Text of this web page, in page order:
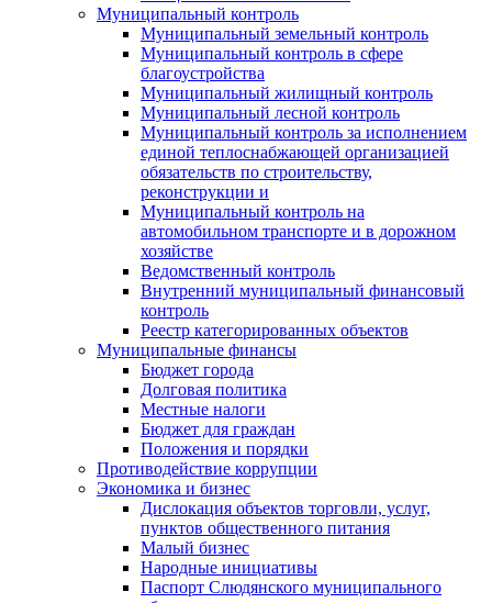
Муниципальный контроль
Муниципальный земельный контроль
Муниципальный контроль в сфере
благоустройства
Муниципальный жилищный контроль
Муниципальный лесной контроль
Муниципальный контроль за исполнением
единой теплоснабжающей организацией
обязательств по строительству,
реконструкции и
Муниципальный контроль на
автомобильном транспорте и в дорожном
хозяйстве
Ведомственный контроль
Внутренний муниципальный финансовый
контроль
Реестр категорированных объектов
Муниципальные финансы
Бюджет города
Долговая политика
Местные налоги
Бюджет для граждан
Положения и порядки
Противодействие коррупции
Экономика и бизнес
Дислокация объектов торговли, услуг,
пунктов общественного питания
Малый бизнес
Народные инициативы
Паспорт Слюдянского муниципального